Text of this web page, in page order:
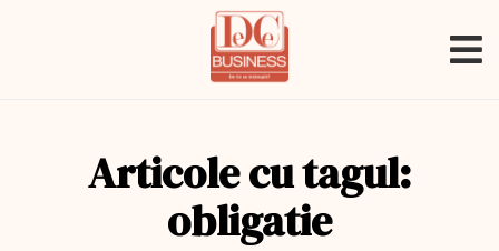
Articole cu tagul:
obligatie